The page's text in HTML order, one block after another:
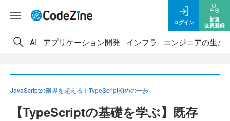
ログイン
新規
会員登録
AI アプリケーション開発 インフラ エンジニアの生き
JavaScriptの限界を超える！TypeScript初めの一歩
【TypeScriptの基礎を学ぶ】既存